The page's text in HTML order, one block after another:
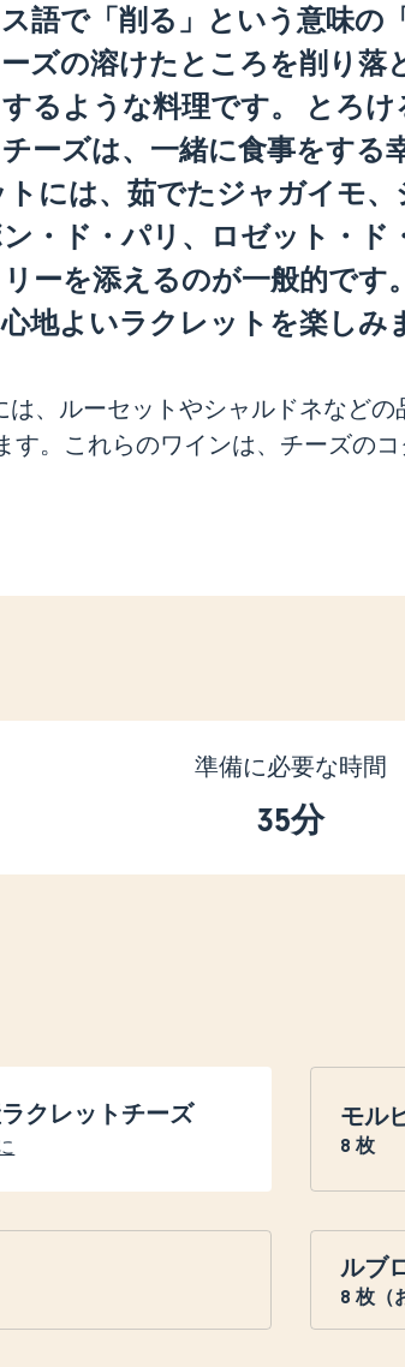
語で「削る」という意味の
ズの溶けたところを削り落
るような料理です。 とろ
ーズは、一緒に食事をする
には、茹でたジャガイモ
・ド・パリ、ロゼット・
ーを添えるのが一般的です
地よいラクレットを楽しみ
は、ルーセットやシャルドネなど
す。これらのワインは、チーズの
準備に必要な時間
35分
クレットチーズ モル
8 枚
ルブ
8 枚（